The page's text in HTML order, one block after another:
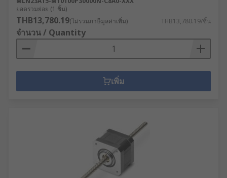
ยอดรวมย่อย (1 ชิ้น)
THB13,780.19(ไม่รวมภาษีมูลค่าเพิ่ม) THB13,780.19/ชิ้น
จำนวน / Quantity
เพิ่ม